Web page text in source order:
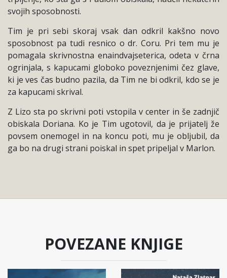
svojih sposobnosti.
Tim je pri sebi skoraj vsak dan odkril kakšno novo
sposobnost pa tudi resnico o dr. Coru. Pri tem mu je
pomagala skrivnostna enaindvajseterica, odeta v črna
ogrinjala, s kapucami globoko poveznjenimi čez glave,
ki je ves čas budno pazila, da Tim ne bi odkril, kdo se je
za kapucami skrival.
Z Lizo sta po skrivni poti vstopila v center in še zadnjič
obiskala Doriana. Ko je Tim ugotovil, da je prijatelj že
povsem onemogel in na koncu poti, mu je obljubil, da
ga bo na drugi strani poiskal in spet pripeljal v Marlon.
POVEZANE KNJIGE